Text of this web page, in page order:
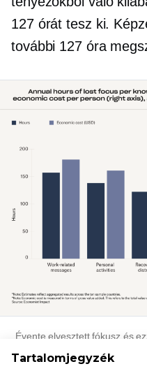
127 órát tesz ki.
további 127 óra
Évente elvesztett fókusz és
személyenként (Forrás:
Tartalomjegyzék